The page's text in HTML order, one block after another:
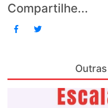
Compartilhe...